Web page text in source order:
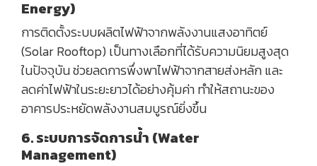
Energy)
การติดตั้งระบบผลิตไฟฟ้าจากพลังงานแสงอาทิตย์
(Solar Rooftop) เป็นทางเลือกที่ได้รับความนิยมสูงสุด
ในปัจจุบัน ช่วยลดการพึ่งพาไฟฟ้าจากสายส่งหลัก และ
ลดค่าไฟฟ้าในระยะยาวได้อย่างคุ้มค่า ทำให้สถานะของ
อาคารประหยัดพลังงานสมบูรณ์ยิ่งขึ้น
6. ระบบการจัดการน้ำ (Water
Management)